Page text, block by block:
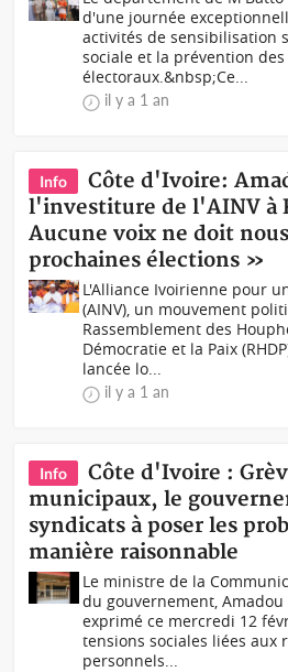
d'une journée
activités de sensibilisation
sociale et la prévention
électoraux.&nbsp;Ce...
il y a 1 an
Info
Côte d'Ivoire:
l'investiture de l'AINV à
Aucune voix ne doit
prochaines élections »
L'Alliance Ivoirienne pour
(AINV), un mouvement
Rassemblement des
Démocratie et la Paix
lancée lo...
il y a 1 an
Info
Côte d'Ivoire :
municipaux, le
syndicats à poser les
manière raisonnable
Le ministre de la
du gouvernement, Amadou
exprimé ce mercredi 12
tensions sociales liées aux
personnels...